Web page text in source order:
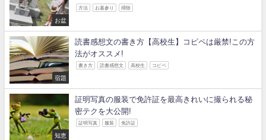
お盆
方法 お墓参り 掃除
宿題
読書感想文の書き方【高校生】コピペは厳禁!この方
法がオススメ!
書き方 読書感想文 高校生 コピペ
知恵
証明写真の服装で免許証を最高きれいに撮られる秘
密テクを大公開!
証明写真 服装 免許証